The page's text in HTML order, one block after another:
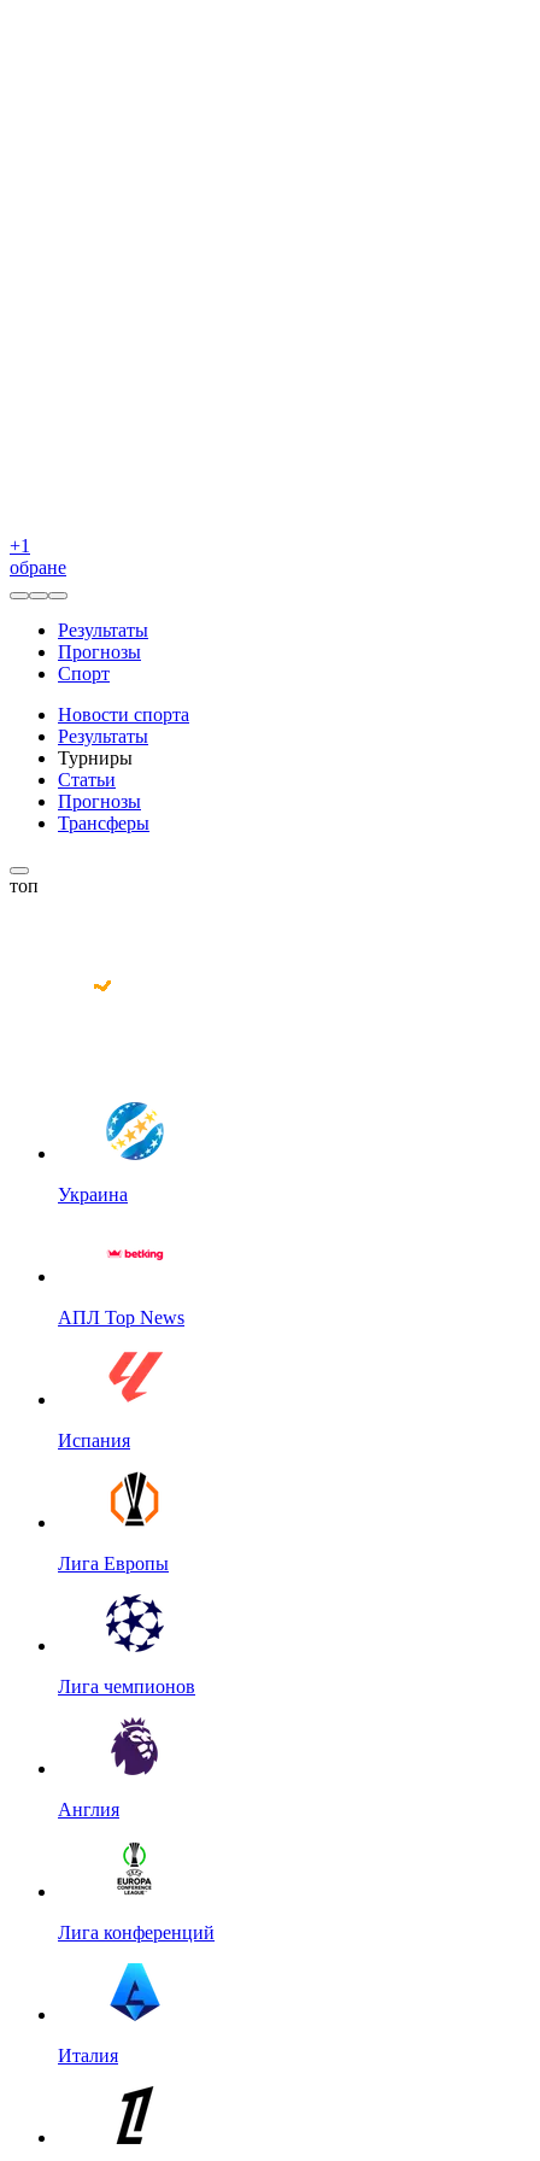
+1
обране
Результаты
Прогнозы
Спорт
Новости спорта
Результаты
Турниры
Статьи
Прогнозы
Трансферы
топ
Украина
АПЛ Top News
Испания
Лига Европы
Лига чемпионов
Англия
Лига конференций
Италия